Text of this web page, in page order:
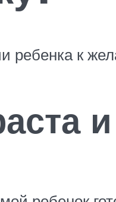
ребенка к
и